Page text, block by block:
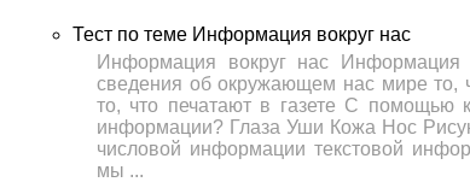
Тест по теме Информация вокруг нас
Информация вокруг нас
сведения об окружающем нас мире то,
то, что печатают в газете С помощью
информации? Глаза Уши Кожа Нос
числовой информации текстовой
мы ...